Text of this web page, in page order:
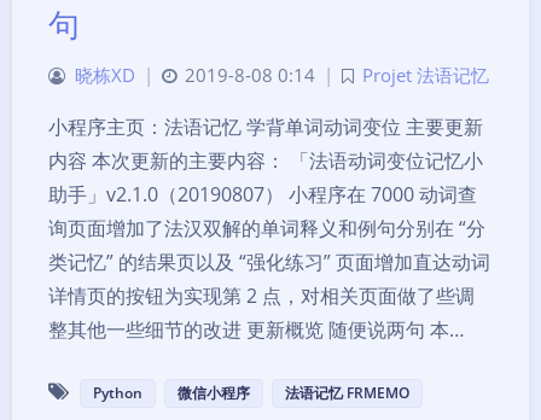
句
晓栋XD | 2019-8-08 0:14 | Projet 法语记忆
小程序主页：法语记忆 学背单词动词变位 主要更新
内容 本次更新的主要内容： 「法语动词变位记忆小
助手」v2.1.0（20190807） 小程序在 7000 动词查
询页面增加了法汉双解的单词释义和例句分别在 “分
类记忆” 的结果页以及 “强化练习” 页面增加直达动词
详情页的按钮为实现第 2 点，对相关页面做了些调
整其他一些细节的改进 更新概览 随便说两句 本…
Python 微信小程序 法语记忆 FRMEMO